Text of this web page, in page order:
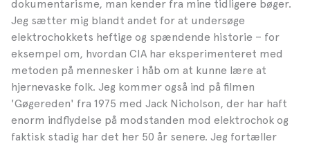
dokumentarisme, man kender fra mine tidligere bøger.
Jeg sætter mig blandt andet for at undersøge
elektrochokkets heftige og spændende historie – for
eksempel om, hvordan CIA har eksperimenteret med
metoden på mennesker i håb om at kunne lære at
hjernevaske folk. Jeg kommer også ind på filmen
'Gøgereden' fra 1975 med Jack Nicholson, der har haft
enorm indflydelse på modstanden mod elektrochok og
faktisk stadig har det her 50 år senere. Jeg fortæller